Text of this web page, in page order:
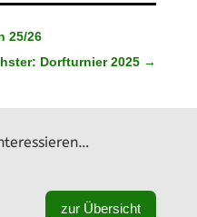
25/26
Dorfturnier 2025 →
zur Übersicht